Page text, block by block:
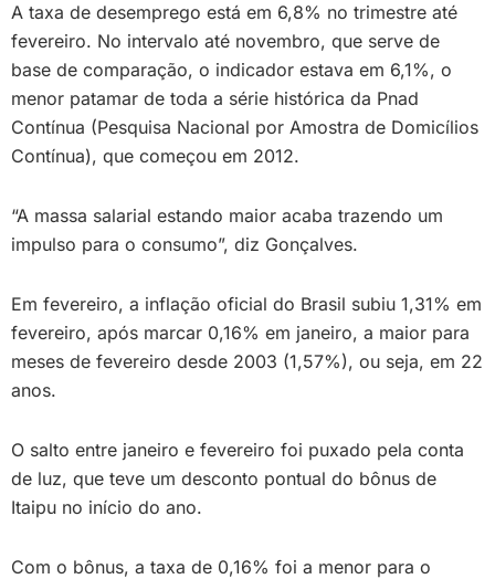
A taxa de desemprego está em 6,8% no trimestre até
fevereiro. No intervalo até novembro, que serve de
base de comparação, o indicador estava em 6,1%, o
menor patamar de toda a série histórica da Pnad
Contínua (Pesquisa Nacional por Amostra de Domicílios
Contínua), que começou em 2012.
“A massa salarial estando maior acaba trazendo um
impulso para o consumo”, diz Gonçalves.
Em fevereiro, a inflação oficial do Brasil subiu 1,31% em
fevereiro, após marcar 0,16% em janeiro, a maior para
meses de fevereiro desde 2003 (1,57%), ou seja, em 22
anos.
O salto entre janeiro e fevereiro foi puxado pela conta
de luz, que teve um desconto pontual do bônus de
Itaipu no início do ano.
Com o bônus, a taxa de 0,16% foi a menor para o